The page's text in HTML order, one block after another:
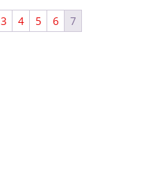
3 4 5 6 7